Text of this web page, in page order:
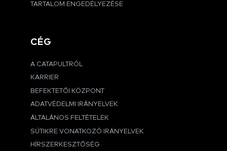
TARTALOM ENGEDÉLYEZÉSE
CÉG
A CATAPULTRÓL
KARRIER
BEFEKTETŐI KÖZPONT
ADATVÉDELMI IRÁNYELVEK
ÁLTALÁNOS FELTÉTELEK
SÜTIKRE VONATKOZÓ IRÁNYELVEK
HÍRSZERKESZTŐSÉG